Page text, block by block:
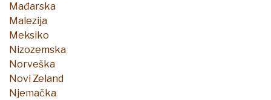
Mađarska
Malezija
Meksiko
Nizozemska
Norveška
Novi Zeland
Njemačka